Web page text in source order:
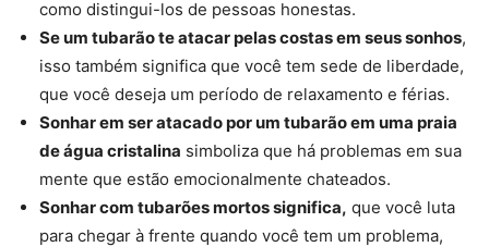
como distingui-los de pessoas honestas.
Se um tubarão te atacar pelas costas em seus sonhos,
isso também significa que você tem sede de liberdade,
que você deseja um período de relaxamento e férias.
Sonhar em ser atacado por um tubarão em uma praia
de água cristalina simboliza que há problemas em sua
mente que estão emocionalmente chateados.
Sonhar com tubarões mortos significa, que você luta
para chegar à frente quando você tem um problema,